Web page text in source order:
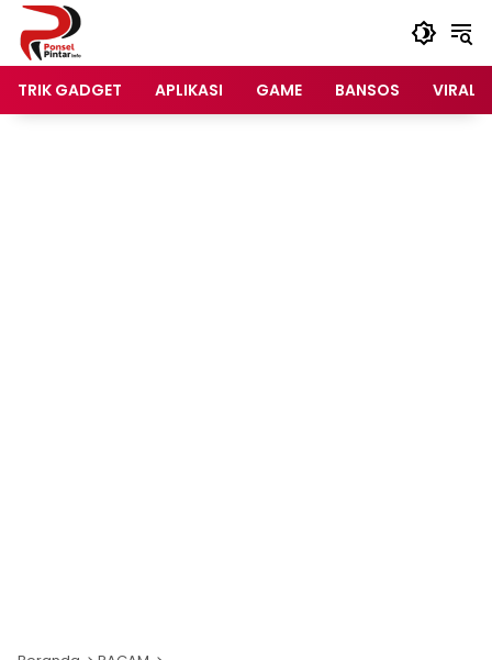
Langsung
konten
TRIK GADGET
APLIKASI GAME BANSOS VIRAL